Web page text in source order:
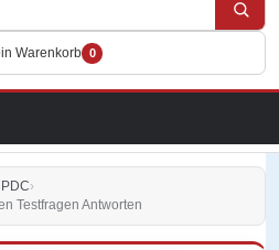
Warenkorb 0
›
Testfragen Antworten